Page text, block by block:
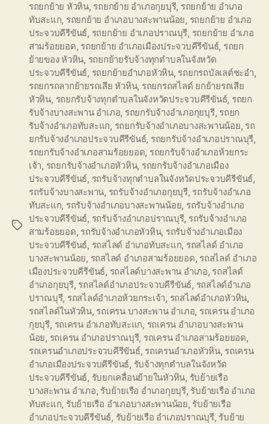
Tags
รถยกย้าย หัวหิน, รถยกย้าย อำเภอกุยบุรี, รถยกย้าย อำเภอ
ทับสะแก, รถยกย้าย อำเภอบางสะพานน้อย, รถยกย้าย อำเภอ
ประจวบคีรีขันธ์, รถยกย้าย อำเภอปราณบุรี, รถยกย้าย อำเภอ
สามร้อยยอด, รถยกย้าย อำเภอเมืองประจวบคีรีขันธ์, รถยก
ย้ายของ หัวหิน, รถยกย้ายรับจ้างทุกตำบลในจังหวัด
ประจวบคีรีขันธ์, รถยกย้ายอำเภอหัวหิน, รถยกรถบัลเลต์ชะอำ,
รถยกรถลากย้ายรถเสีย หัวหิน, รถยกรถสไลด์ ยกย้ายรถเสีย
หัวหิน, รถยกรับจ้างทุกตำบลในจังหวัดประจวบคีรีขันธ์, รถยก
รับจ้างบางสะพาน อำเภอ, รถยกรับจ้างอำเภอกุยบุรี, รถยก
รับจ้างอำเภอทับสะแก, รถยกรับจ้างอำเภอบางสะพานน้อย, รถ
ยกรับจ้างอำเภอประจวบคีรีขันธ์, รถยกรับจ้างอำเภอปราณบุรี,
รถยกรับจ้างอำเภอสามร้อยยอด, รถยกรับจ้างอำเภอห้วยกระ
เจ้า, รถยกรับจ้างอำเภอหัวหิน, รถยกรับจ้างอำเภอเมือง
ประจวบคีรีขันธ์, รถรับจ้างทุกตำบลในจังหวัดประจวบคีรีขันธ์,
รถรับจ้างบางสะพาน, รถรับจ้างอำเภอกุยบุรี, รถรับจ้างอำเภอ
ทับสะแก, รถรับจ้างอำเภอบางสะพานน้อย, รถรับจ้างอำเภอ
ประจวบคีรีขันธ์, รถรับจ้างอำเภอปราณบุรี, รถรับจ้างอำเภอ
สามร้อยยอด, รถรับจ้างอำเภอหัวหิน, รถรับจ้างอำเภอเมือง
ประจวบคีรีขันธ์, รถสไลด์ อำเภอทับสะแก, รถสไลด์ อำเภอ
บางสะพานน้อย, รถสไลด์ อำเภอสามร้อยยอด, รถสไลด์ อำเภอ
เมืองประจวบคีรีขันธ์, รถสไลด์บางสะพาน อำเภอ, รถสไลด์
อำเภอกุยบุรี, รถสไลด์อำเภอประจวบคีรีขันธ์, รถสไลด์อำเภอ
ปราณบุรี, รถสไลด์อำเภอห้วยกระเจ้า, รถสไลด์อำเภอหัวหิน,
รถสไลด์ในหัวหิน, รถเครน บางสะพาน อำเภอ, รถเครน อำเภอ
กุยบุรี, รถเครน อำเภอทับสะแก, รถเครน อำเภอบางสะพาน
น้อย, รถเครน อำเภอปราณบุรี, รถเครน อำเภอสามร้อยยอด,
รถเครนอำเภอประจวบคีรีขันธ์, รถเครนอำเภอหัวหิน, รถเครน
อำเภอเมืองประจวบคีรีขันธ์, รับจ้างทุกตำบลในจังหวัด
ประจวบคีรีขันธ์, รับยกเคลื่อนย้ายในหัวหิน, รับย้ายเรือ
บางสะพาน อำเภอ, รับย้ายเรือ อำเภอกุยบุรี, รับย้ายเรือ อำเภอ
ทับสะแก, รับย้ายเรือ อำเภอบางสะพานน้อย, รับย้ายเรือ
อำเภอประจวบคีรีขันธ์, รับย้ายเรือ อำเภอปราณบุรี, รับย้าย